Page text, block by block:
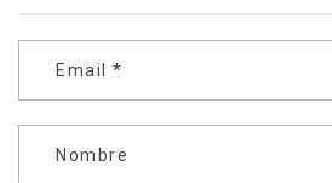
Email *
Nombre